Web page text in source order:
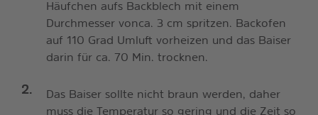
Häufchen aufs Backblech mit einem
Durchmesser vonca. 3 cm spritzen. Backofen
auf 110 Grad Umluft vorheizen und das Baiser
darin für ca. 70 Min. trocknen.
Das Baiser sollte nicht braun werden, daher
muss die Temperatur so gering und die Zeit so